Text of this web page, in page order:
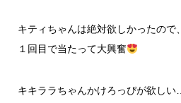
キティちゃんは絶対欲しかったので、
１回目で当たって大興奮
キキララちゃんかけろっぴが欲しい…